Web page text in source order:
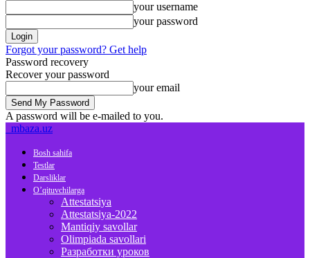
your username
your password
Forgot your password? Get help
Password recovery
Recover your password
your email
A password will be e-mailed to you.
mbaza.uz
Bosh sahifa
Testlar
Darsliklar
O’qituvchilarga
Attestatsiya
Attestatsiya-2022
Mantiqiy savollar
Olimpiada savollari
Разработки уроков